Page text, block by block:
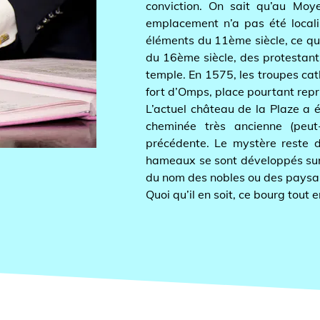
conviction. On sait qu’au
emplacement n’a pas été localisé
éléments du 11ème siècle, ce qui
du 16ème siècle, des protestants
temple. En 1575, les troupes
fort d’Omps, place pourtant reprise
L’actuel château de la Plaze a
cheminée très ancienne (peut-
précédente. Le mystère reste
hameaux se sont développés
du nom des nobles ou des paysans
Quoi qu’il en soit, ce bourg tout en